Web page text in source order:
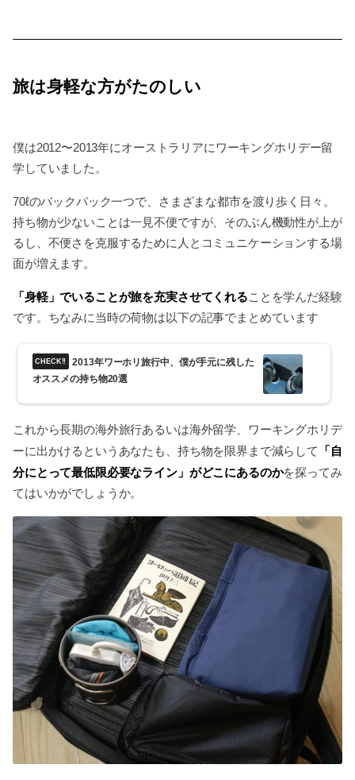
旅は身軽な方がたのしい
僕は2012〜2013年にオーストラリアにワーキングホリデー留
学していました。
70ℓのバックパック一つで、さまざまな都市を渡り歩く日々。
持ち物が少ないことは一見不便ですが、そのぶん機動性が上が
るし、不便さを克服するために人とコミュニケーションする場
面が増えます。
「身軽」でいることが旅を充実させてくれることを学んだ経験
です。ちなみに当時の荷物は以下の記事でまとめています
2013年ワーホリ旅行中、僕が手元に残した
オススメの持ち物20選
これから長期の海外旅行あるいは海外留学、ワーキングホリデ
ーに出かけるというあなたも、持ち物を限界まで減らして
「自
分にとって最低限必要なライン」がどこにあるのかを探ってみ
てはいかがでしょうか。